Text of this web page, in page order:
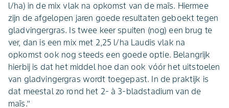
l/ha) in de mix vlak na opkomst van de maïs. Hiermee
zijn de afgelopen jaren goede resultaten geboekt tegen
gladvingergras. Is twee keer spuiten (nog) een brug te
ver, dan is een mix met 2,25 l/ha Laudis vlak na
opkomst ook nog steeds een goede optie. Belangrijk
hierbij is dat het middel hoe dan ook vóór het uitstoelen
van gladvingergras wordt toegepast. In de praktijk is
dat meestal zo rond het 2- à 3-bladstadium van de
maïs.’’